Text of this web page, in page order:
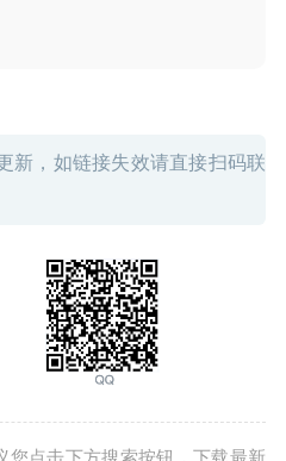
新，如链接失效请直接扫码联
您点击下方搜索按钮，下载最新